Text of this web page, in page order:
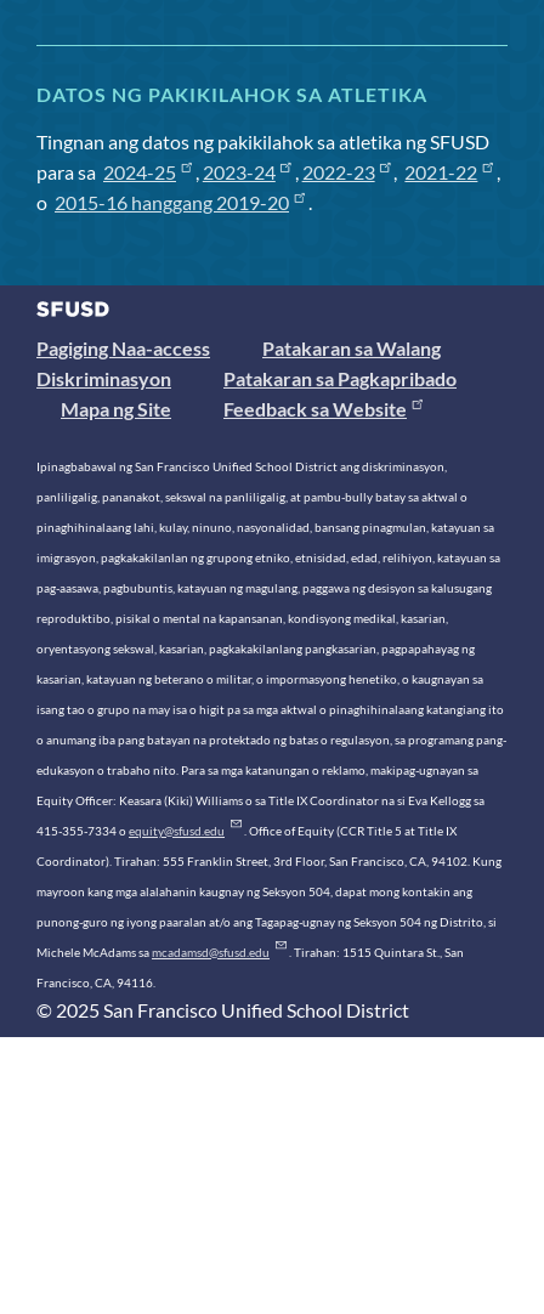
DATOS NG PAKIKILAHOK SA ATLETIKA
Tingnan ang datos ng pakikilahok sa atletika ng SFUSD
para sa 2024-25 , 2023-24 , 2022-23 , 2021-22
,
o 2015-16 hanggang 2019-20 .
Pagiging Naa-access
Patakaran sa Walang
Diskriminasyon
Patakaran sa Pagkapribado
Mapa ng Site
Feedback sa Website
Ipinagbabawal ng San Francisco Unified School District ang diskriminasyon,
panliligalig, pananakot, sekswal na panliligalig, at pambu-bully batay sa aktwal o
pinaghihinalaang lahi, kulay, ninuno, nasyonalidad, bansang pinagmulan, katayuan sa
imigrasyon, pagkakakilanlan ng grupong etniko, etnisidad, edad, relihiyon, katayuan sa
pag-aasawa, pagbubuntis, katayuan ng magulang, paggawa ng desisyon sa kalusugang
reproduktibo, pisikal o mental na kapansanan, kondisyong medikal, kasarian,
oryentasyong sekswal, kasarian, pagkakakilanlang pangkasarian, pagpapahayag ng
kasarian, katayuan ng beterano o militar, o impormasyong henetiko, o kaugnayan sa
isang tao o grupo na may isa o higit pa sa mga aktwal o pinaghihinalaang katangiang ito
o anumang iba pang batayan na protektado ng batas o regulasyon, sa programang pang-
edukasyon o trabaho nito. Para sa mga katanungan o reklamo, makipag-ugnayan sa
Equity Officer: Keasara (Kiki) Williams o sa Title IX Coordinator na si Eva Kellogg sa
415-355-7334 oequity@sfusd.edu . Office of Equity (CCR Title 5 at Title IX
Coordinator). Tirahan: 555 Franklin Street, 3rd Floor, San Francisco, CA, 94102. Kung
mayroon kang mga alalahanin kaugnay ng Seksyon 504, dapat mong kontakin ang
punong-guro ng iyong paaralan at/o ang Tagapag-ugnay ng Seksyon 504 ng Distrito, si
Michele McAdams samcadamsd@sfusd.edu . Tirahan: 1515 Quintara St., San
Francisco, CA, 94116.
© 2025 San Francisco Unified School District